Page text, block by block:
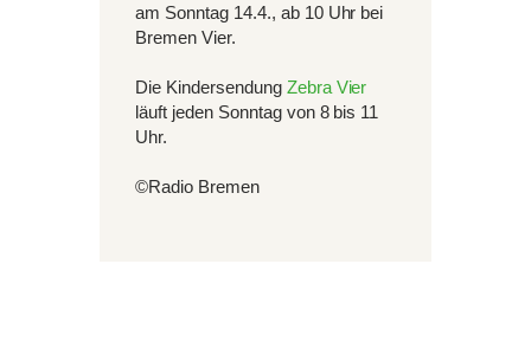
am Sonntag 14.4., ab 10 Uhr bei
Bremen Vier.
Die KindersendungZebra Vier
läuft jeden Sonntag von 8 bis 11
Uhr.
©Radio Bremen